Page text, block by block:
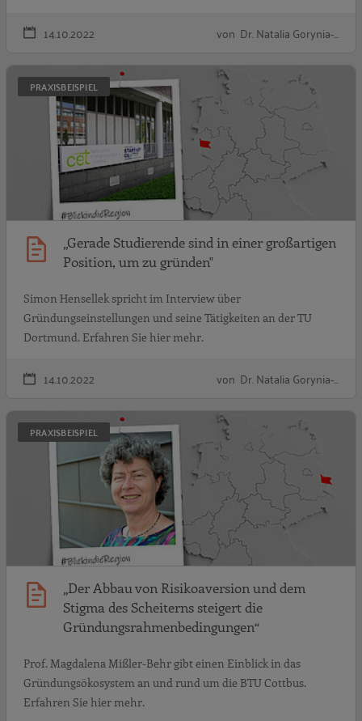
14.10.2022 von Dr. Natalia Gorynia-…
PRAXISBEISPIEL
„Gerade Studierende sind in einer großartigen
Position, um zu gründen"
Simon Hensellek spricht im Interview über
Gründungseinstellungen und seine Tätigkeiten an der TU
Dortmund. Erfahren Sie hier mehr.
14.10.2022 von Dr. Natalia Gorynia-…
PRAXISBEISPIEL
„Der Abbau von Risikoaversion und dem
Stigma des Scheiterns steigert die
Gründungsrahmenbedingungen“
Prof. Magdalena Mißler-Behr gibt einen Einblick in das
Gründungsökosystem an und rund um die BTU Cottbus.
Erfahren Sie hier mehr.